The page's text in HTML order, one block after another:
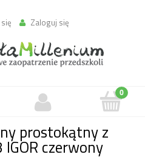
Zaloguj się
prostokątny z
czerwony